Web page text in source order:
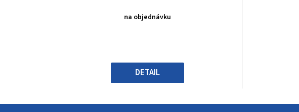
produktu
5
hvězdiček.
na objednávku
DETAIL